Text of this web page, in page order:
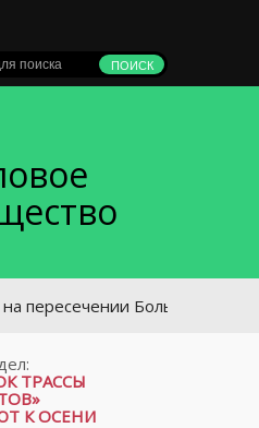
Большой Садовой и
ТРАССЫ
К ОСЕНИ